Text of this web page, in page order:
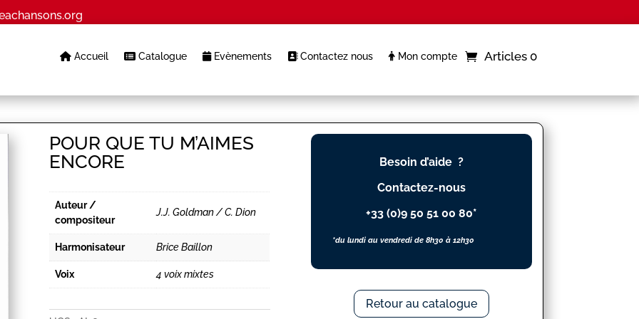
Accueil Catalogue Evènements Contactez nous Mon compte Articles 0
POUR QUE TU M’AIMES
ENCORE
Auteur /
compositeur
J.J. Goldman / C. Dion
Harmonisateur Brice Baillon
Voix 4 voix mixtes
Besoin d’aide ?
Contactez-nous
+33 (0)9 50 51 00 80*
*du lundi au vendredi de 8h30 à 12h30
Retour au catalogue